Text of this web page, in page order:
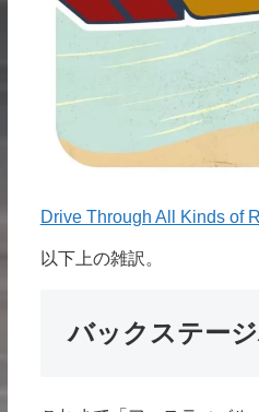
Drive Through All Kinds of
以下上の雑訳。
バックステー